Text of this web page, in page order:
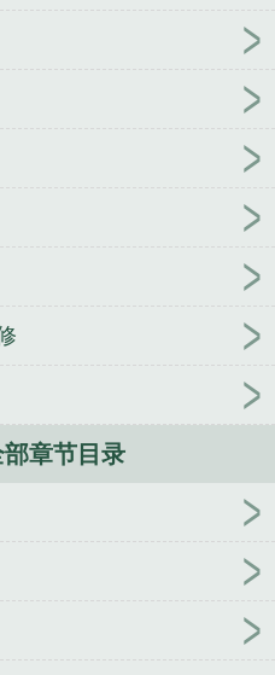
万古仙穹
棋
万古
多
万古仙穹免费阅读
万古仙
万
穹 百科
万古仙穹百科
介绍
万古仙穹第四季
仙穹第一季在线观看
万
大致内容
万古仙穹腾格
万
漫画
万古仙穹未生人
章节目录